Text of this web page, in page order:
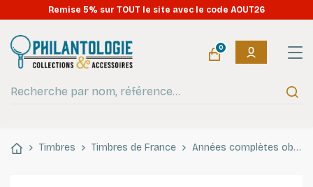
Remise 5% sur TOUT le site avec le code AOUT26
0
Timbres Timbres de France Années complètes oblitérés